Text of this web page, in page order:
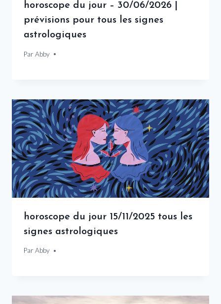
horoscope du jour – 30/06/2026 |
prévisions pour tous les signes
astrologiques
Par Abby
30 juin 2026
horoscope du jour 15/11/2025 tous les
signes astrologiques
Par Abby
15 novembre 2025